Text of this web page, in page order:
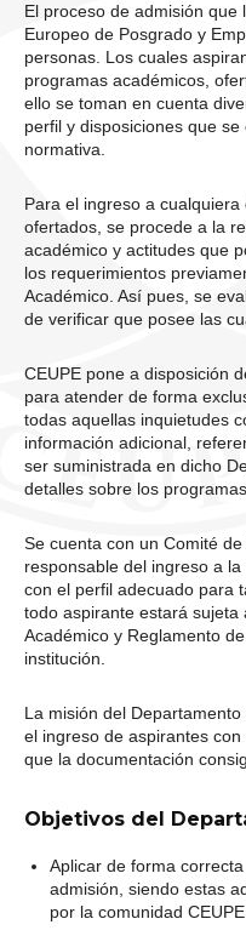
El proceso de admisión que
Europeo de Posgrado y
personas. Los cuales
programas académicos,
ello se toman en cuenta
perfil y disposiciones que
normativa.
Para el ingreso a
ofertados, se procede a la
académico y actitudes que
los requerimientos
Académico. Así pues, se
de verificar que posee las
CEUPE pone a disposición
para atender de forma
todas aquellas inquietudes
información adicional,
ser suministrada en dicho
detalles sobre los
Se cuenta con un Comité
responsable del ingreso a
con el perfil adecuado para
todo aspirante estará sujeta
Académico y Reglamento
institución.
La misión del
el ingreso de aspirantes
que la documentación
Objetivos del
Aplicar de forma
admisión, siendo estas
por la comunidad